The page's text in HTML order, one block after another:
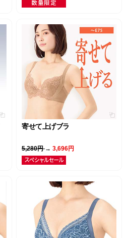
寄せて上げブラ
5,280円 → 3,696円